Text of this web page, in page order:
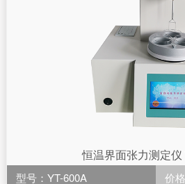
恒温界面张力测定
型号：YT-600A 价